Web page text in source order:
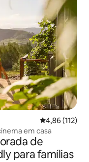
4,86 de uma
4,86 (112)
em casa
de
para famílias